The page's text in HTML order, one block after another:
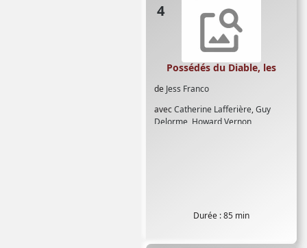
de Jess Franco
avecCatherine Lafferière,Guy
Delorme, Howard Vernon,
Possédés du Diable, les
Durée : 85 min